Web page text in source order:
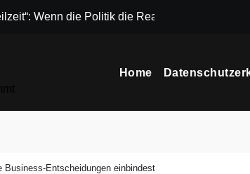
Wenn die Politik die Realität von
Home
Business-Entscheidungen einbindest